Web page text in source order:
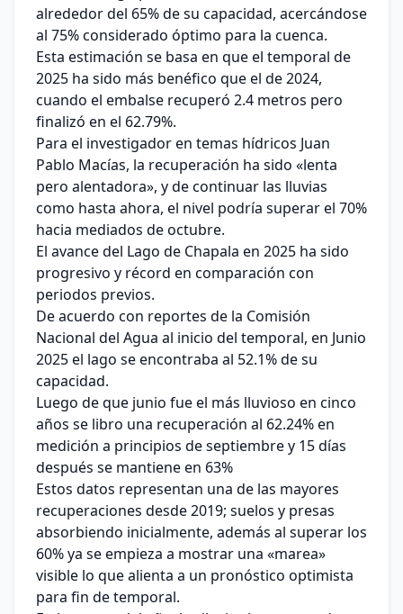
alrededor del 65% de su capacidad, acercándose
al 75% considerado óptimo para la cuenca.
Esta estimación se basa en que el temporal de
2025 ha sido más benéfico que el de 2024,
cuando el embalse recuperó 2.4 metros pero
finalizó en el 62.79%.
Para el investigador en temas hídricos Juan
Pablo Macías, la recuperación ha sido «lenta
pero alentadora», y de continuar las lluvias
como hasta ahora, el nivel podría superar el 70%
hacia mediados de octubre.
El avance del Lago de Chapala en 2025 ha sido
progresivo y récord en comparación con
periodos previos.
De acuerdo con reportes de la Comisión
Nacional del Agua al inicio del temporal, en Junio
2025 el lago se encontraba al 52.1% de su
capacidad.
Luego de que junio fue el más lluvioso en cinco
años se libro una recuperación al 62.24% en
medición a principios de septiembre y 15 días
después se mantiene en 63%
Estos datos representan una de las mayores
recuperaciones desde 2019; suelos y presas
absorbiendo inicialmente, además al superar los
60% ya se empieza a mostrar una «marea»
visible lo que alienta a un pronóstico optimista
para fin de temporal.